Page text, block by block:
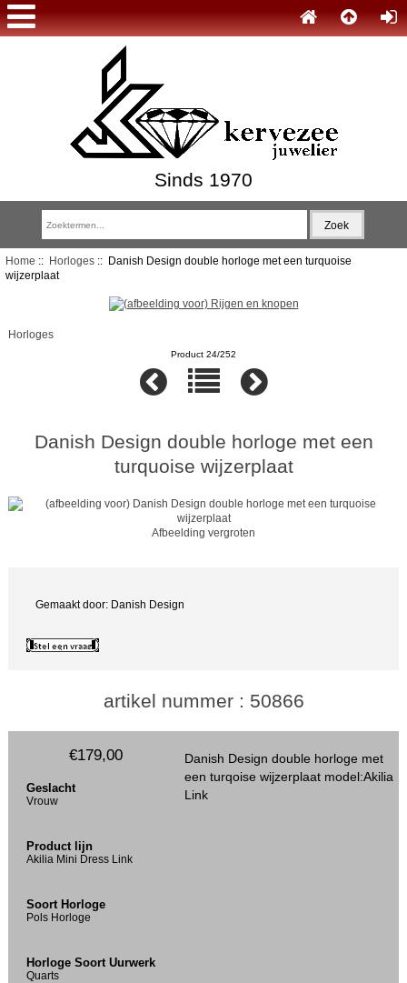
Sinds 1970
Home :: Horloges:: Danish Design double horloge met een turquoise
wijzerplaat
Horloges
Product 24/252
Danish Design double horloge met een
turquoise wijzerplaat
Afbeelding vergroten
Gemaakt door: Danish Design
artikel nummer : 50866
Danish Design double horloge met
een turqoise wijzerplaat model:Akilia
Link
€179,00
Geslacht
Vrouw
Product lijn
Akilia Mini Dress Link
Soort Horloge
Pols Horloge
Horloge Soort Uurwerk
Quarts